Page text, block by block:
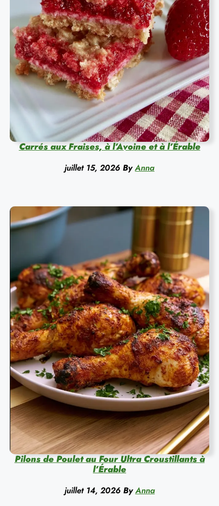
Carrés aux Fraises, à l’Avoine et à l’Érable
juillet 15, 2026 By Anna
Pilons de Poulet au Four Ultra Croustillants à
l’Érable
juillet 14, 2026 By Anna